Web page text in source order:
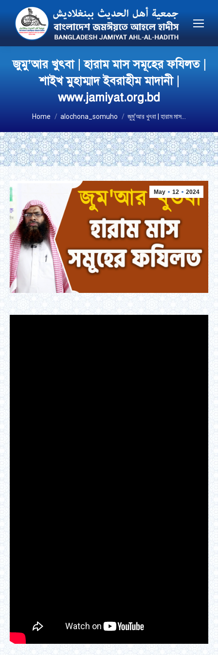
জুমু’আর খুৎবা | হারাম মাস সমূহের ফযিলত |
শাইখ মুহাম্মাদ ইবরাহীম মাদানী |
www.jamiyat.org.bd
You are here:
Home alochona_somuho জুমু’আর খুৎবা | হারাম মাস…
May 12 2024